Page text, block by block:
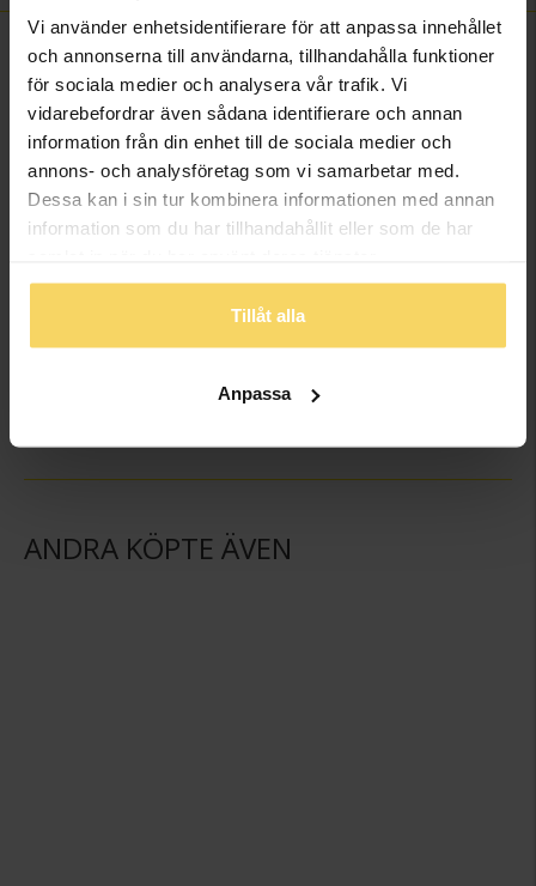
Vi använder enhetsidentifierare för att anpassa innehållet
och annonserna till användarna, tillhandahålla funktioner
för sociala medier och analysera vår trafik. Vi
vidarebefordrar även sådana identifierare och annan
information från din enhet till de sociala medier och
annons- och analysföretag som vi samarbetar med.
Dessa kan i sin tur kombinera informationen med annan
information som du har tillhandahållit eller som de har
Tillåt alla
Anpassa
FINNS OCKSÅ SOM
ANDRA KÖPTE ÄVEN